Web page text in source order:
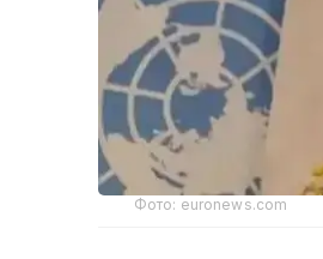
Фото: euronews.com